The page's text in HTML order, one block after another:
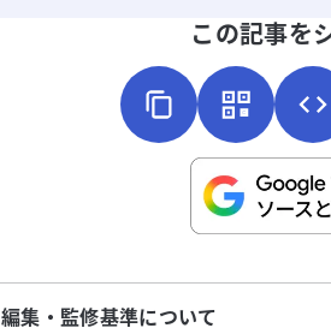
こちらは送信専用のフォームです。氏名やご
この記事を
編集・監修基準について